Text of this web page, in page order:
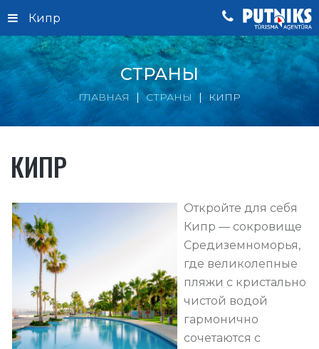
Кипр
СТРАНЫ
ГЛАВНАЯ СТРАНЫ КИПР
КИПР
Откройте для себя
Кипр — сокровище
Средиземноморья,
где великолепные
пляжи с кристально
чистой водой
гармонично
сочетаются с